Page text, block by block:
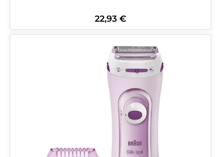
Regulärer Preis:
22,93 €